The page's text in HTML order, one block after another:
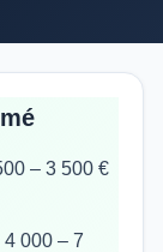
– 3 500 €
4 000 – 7